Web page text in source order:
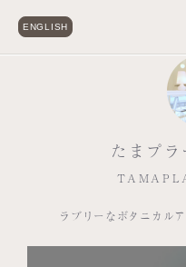
ENGLISH
たまプ
ラブリーなボタニカル